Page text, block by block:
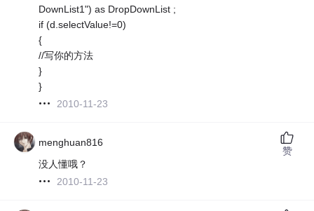
DownList1") as DropDownList ;
if (d.selectValue!=0)
{
//写你的方法
}
}
2010-11-23
menghuan816
没人懂哦？
2010-11-23
赞